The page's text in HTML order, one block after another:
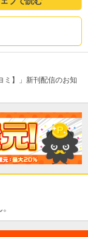
ミ】」新刊配信のお知